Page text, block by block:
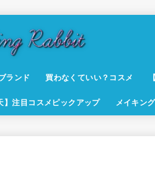
ランド 買わなくていい？コスメ
】注目コスメピックアップ メイキン